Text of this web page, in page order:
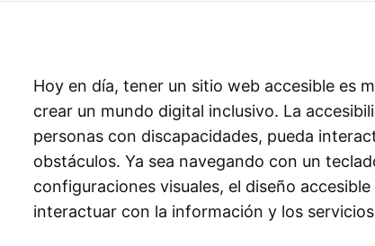
Hoy en día, tener un sitio web accesible es
crear un mundo digital inclusivo. La
personas con discapacidades, pueda
obstáculos. Ya sea navegando con un
configuraciones visuales, el diseño
interactuar con la información y los